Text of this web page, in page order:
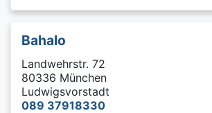
Bahalo
Landwehrstr. 72
80336 München
Ludwigsvorstadt
089 37918330